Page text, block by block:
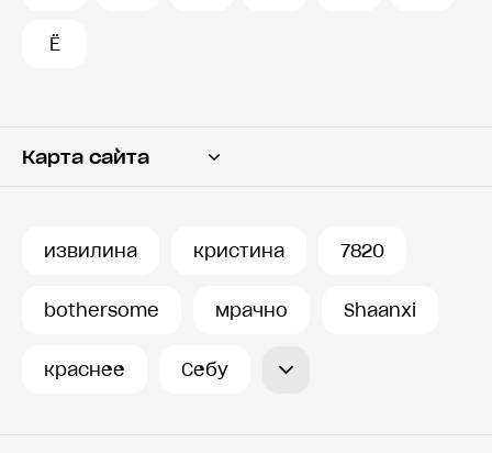
Ё
Карта сайта
извилина кристина 7820
bothersome мрачно Shaanxi
краснее Себу